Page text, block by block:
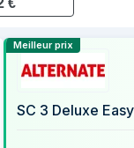
Comparer
Meilleur prix
SC 3 Deluxe